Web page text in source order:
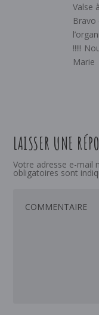
Valse
Bravo
!!!!!
Marie
LAISSER UNE
Votre adresse e-mail
obligatoires sont